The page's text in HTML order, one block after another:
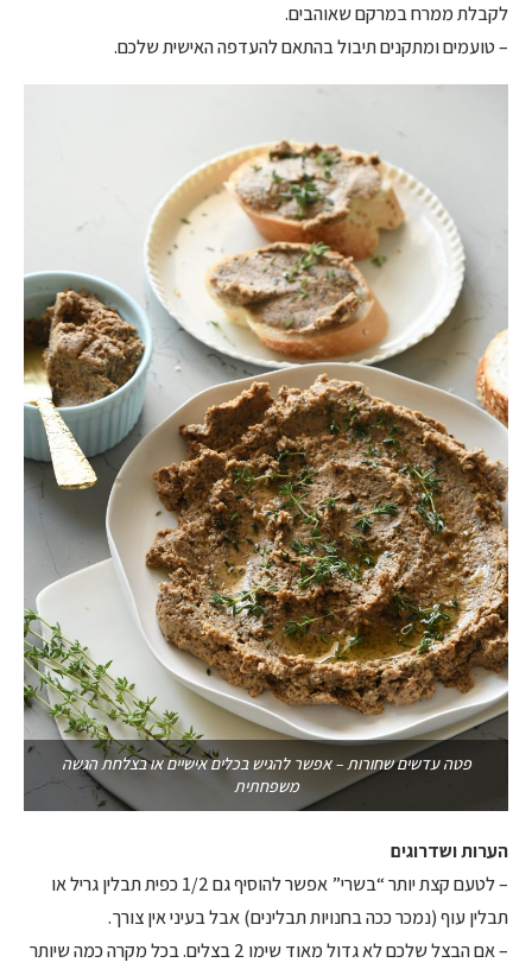
לקבלת ממרח במרקם שאוהבים.
– טועמים ומתקנים תיבול בהתאם להעדפה האישית שלכם.
פטה עדשים שחורות – אפשר להגיש בכלים אישיים או בצלחת הגשה
משפחתית
הערות ושדרוגים
– לטעם קצת יותר “בשרי” אפשר להוסיף גם 1/2 כפית תבלין גריל או
תבלין עוף (נמכר ככה בחנויות תבלינים) אבל בעיני אין צורך.
– אם הבצל שלכם לא גדול מאוד שימו 2 בצלים. בכל מקרה כמה שיותר